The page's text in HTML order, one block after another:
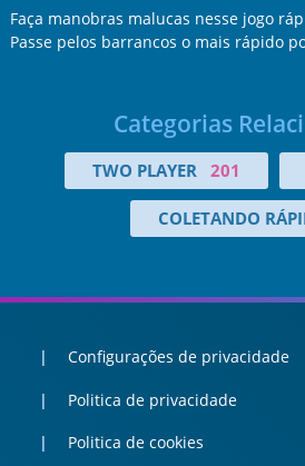
Faça manobras malucas nesse jogo
Passe pelos barrancos o mais rápido
Categorias
TWO PLAYER 201
COLETANDO
Configurações de privacidade
Politica de privacidade
Politica de cookies